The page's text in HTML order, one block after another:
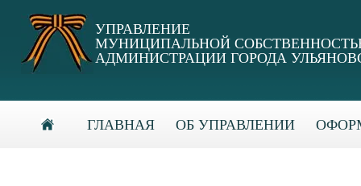
УПРАВЛЕНИЕ
МУНИЦИПАЛЬНОЙ
АДМИНИСТРАЦИИ ГОРОДА
ГЛАВНАЯ ОБ УПРАВЛЕНИИ